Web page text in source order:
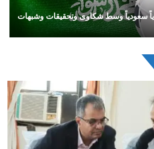
سعودياً وسط شكاوى وتحقيقات وشبهات